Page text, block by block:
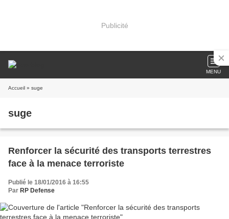
Publicité
MENU
Accueil » suge
suge
Renforcer la sécurité des transports terrestres
face à la menace terroriste
Publié le 18/01/2016 à 16:55
Par RP Defense